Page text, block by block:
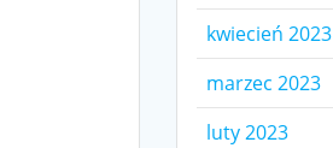
kwiecień 2023
marzec 2023
luty 2023